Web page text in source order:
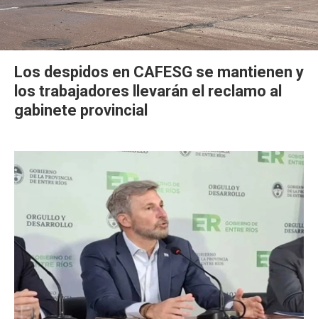
Los despidos en CAFESG se mantienen y
los trabajadores llevarán el reclamo al
gabinete provincial